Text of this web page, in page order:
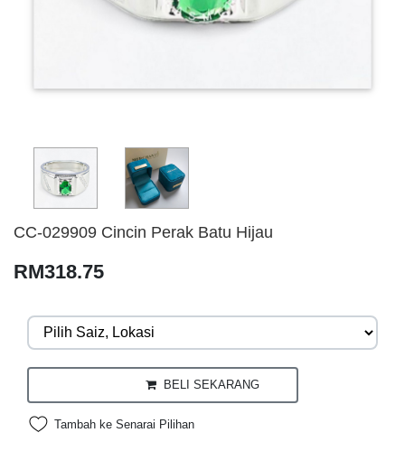
CC-029909 Cincin Perak Batu Hijau
RM318.75
BELI SEKARANG
Tambah ke Senarai Pilihan